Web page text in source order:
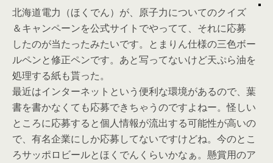
北海道電力（ほくでん）が、原子力についてのクイズ
＆キャンペーンを公式サイトでやってて、それに応募
したのが当たったみたいです。とまりん仕様の三色ボー
ルペンと修正ペンです。あと写ってないけど天ぷら油を
処理する紙も貰った。
最近はインターネットという便利な環境があるので、葉
書を書かなくても応募できちゃうのですよねー。怪しい
ところに応募すると個人情報が流出する可能性が高いの
で、有名企業にしか応募してないですけどね。今のとこ
ろサッポロビールとほくでんくらいかなぁ。懸賞用のア